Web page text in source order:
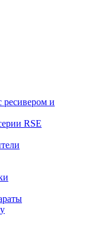
ресивером и
RSE